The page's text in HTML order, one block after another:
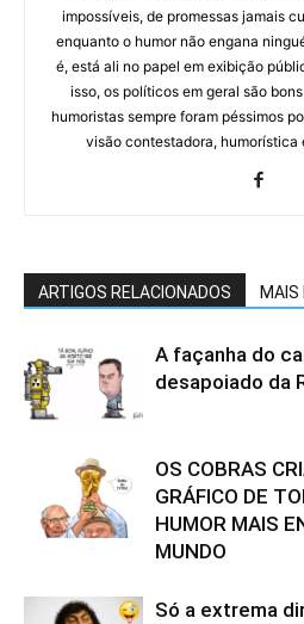
impossíveis, de promessas jamais
enquanto o humor não engana
é, está ali no papel em exibição
isso, os políticos em geral são
humoristas sempre foram péssimos
visão contestadora, humorística
ARTIGOS RELACIONADOS MAIS
A façanha do
desapoiado da
OS COBRAS
GRÁFICO DE
HUMOR MAIS
MUNDO
Só a extrema